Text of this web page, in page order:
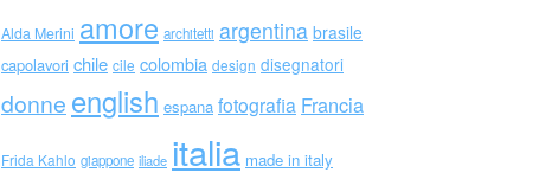
Alda Merini amore architetti argentina brasile
capolavori chile cile colombia design disegnatori
donne english espana fotografia Francia
Frida Kahlo giappone iliade italia made in italy